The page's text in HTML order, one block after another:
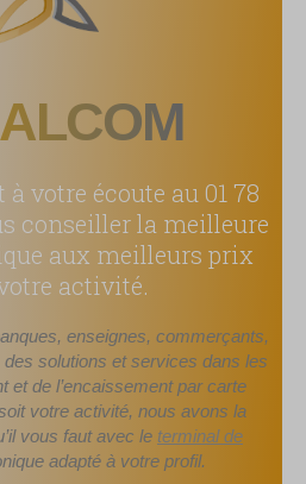
à votre écoute au 01 78
conseiller la meilleure
aux meilleurs prix
activité.
enseignes, commerçants,
solutions et services dans les
et de l’encaissement par carte
votre activité, nous avons la
vous faut avec le terminal de
adapté à votre profil.